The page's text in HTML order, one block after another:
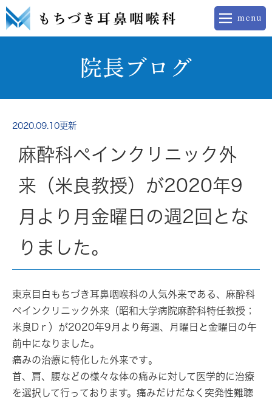
院長ブログ
2020.09.10更新
麻酔科ペインクリニック外
来（米良教授）が2020年9
月より月金曜日の週2回とな
りました。
東京目白もちづき耳鼻咽喉科の人気外来である、麻酔科
ペインクリニック外来（昭和大学病院麻酔科特任教授；
米良Dｒ）が2020年9月より毎週、月曜日と金曜日の午
前中になりました。
痛みの治療に特化した外来です。
首、肩、腰などの様々な体の痛みに対して医学的に治療
を選択して行っております。痛みだけだなく突発性難聴